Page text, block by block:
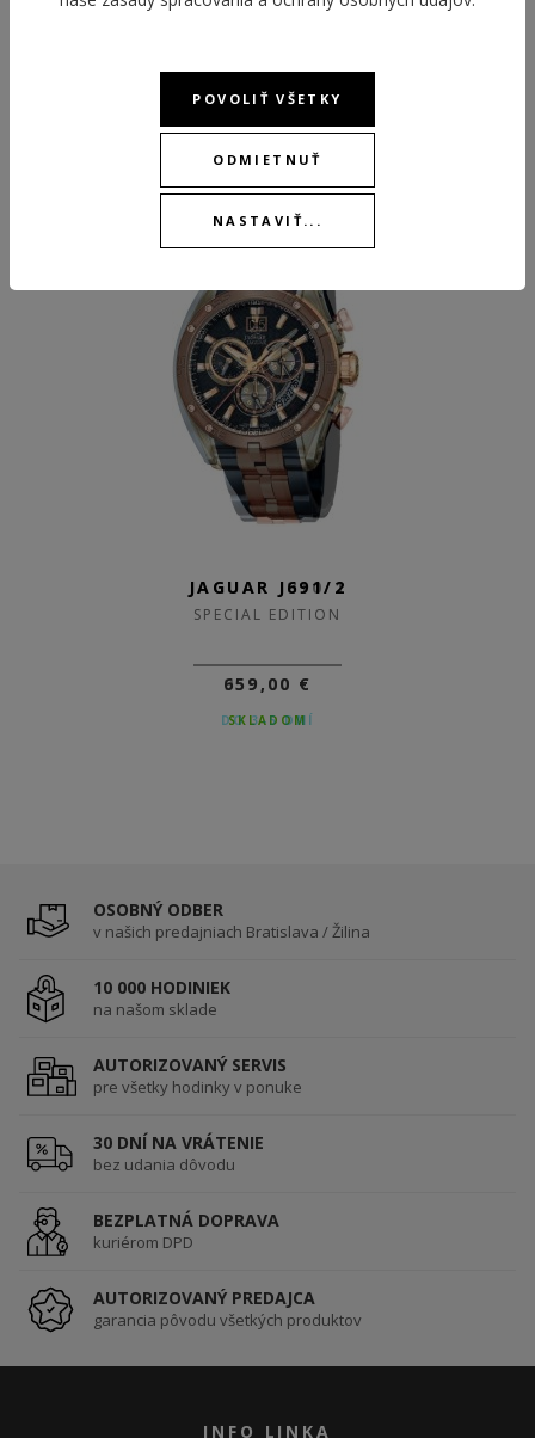
ODPORÚČANÉ PRODUKTY
JAGUAR J810/1
SPECIAL EDITION
959,00 €
DO 3-5 DNÍ
JAGUAR J691/2
SPECIAL EDITION
659,00 €
SKLADOM
OSOBNÝ ODBER
v našich predajniach Bratislava / Žilina
10 000 HODINIEK
na našom sklade
AUTORIZOVANÝ SERVIS
pre všetky hodinky v ponuke
30 DNÍ NA VRÁTENIE
bez udania dôvodu
BEZPLATNÁ DOPRAVA
kuriérom DPD
AUTORIZOVANÝ PREDAJCA
garancia pôvodu všetkých produktov
INFO LINKA
POVOLIŤ VŠETKY
ODMIETNUŤ
NASTAVIŤ...